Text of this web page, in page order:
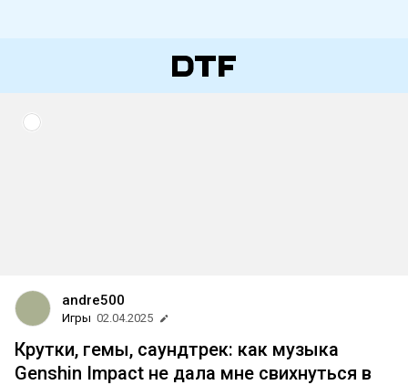
andre500
Игры 02.04.2025
Крутки, гемы, саундтрек: как музыка
Genshin Impact не дала мне свихнуться в